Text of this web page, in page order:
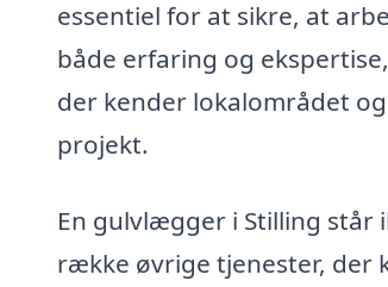
essentiel for at sikre, at
både erfaring og
der kender lokalområdet
projekt.
En gulvlægger i Stilling står
række øvrige tjenester, der